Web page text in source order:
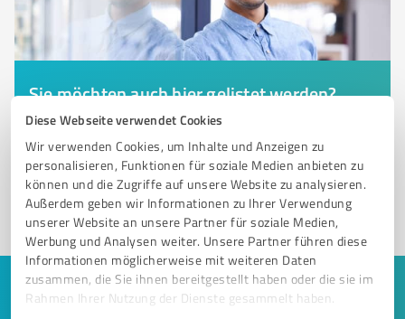
Diese Webseite verwendet Cookies
Wir verwenden Cookies, um Inhalte und Anzeigen zu
personalisieren, Funktionen für soziale Medien anbieten zu
können und die Zugriffe auf unsere Website zu analysieren.
Außerdem geben wir Informationen zu Ihrer Verwendung
unserer Website an unsere Partner für soziale Medien,
Werbung und Analysen weiter. Unsere Partner führen diese
Informationen möglicherweise mit weiteren Daten
zusammen, die Sie ihnen bereitgestellt haben oder die sie im
Rahmen Ihrer Nutzung der Dienste gesammelt haben.
Sie möchten auch hier gelistet werden?
Registrieren Sie sich jetzt und werden Sie ein von
Kunden empfohlener ProvenExpert!
1
Keine Zeit für lange Recherchen und E-